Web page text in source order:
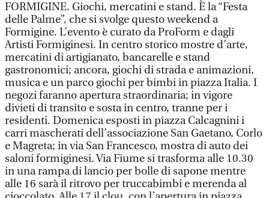
FORMIGINE. Giochi, mercatini e stand. È la “Festa
delle Palme”, che si svolge questo weekend a
Formigine. L’evento è curato da ProForm e dagli
Artisti Formiginesi. In centro storico mostre d’arte,
mercatini di artigianato, bancarelle e stand
gastronomici; ancora, giochi di strada e animazioni,
musica e un parco giochi per bimbi in piazza Italia. I
negozi faranno apertura straordinaria; in vigore
divieti di transito e sosta in centro, tranne per i
residenti. Domenica esposti in piazza Calcagnini i
carri mascherati dell’associazione San Gaetano, Corlo
e Magreta; in via San Francesco, mostra di auto dei
saloni formiginesi. Via Fiume si trasforma alle 10.30
in una rampa di lancio per bolle di sapone mentre
alle 16 sarà il ritrovo per truccabimbi e merenda al